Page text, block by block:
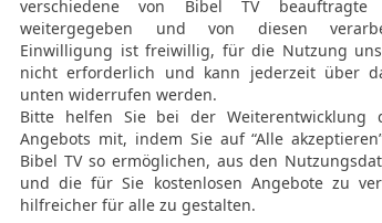
19 Siehe,
ist; gleich
20 Ich
Lippen
21 Für
werde ich
Denn